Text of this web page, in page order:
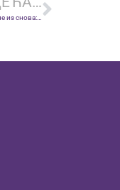
Старт сезоне из снова: Графоси надиграли Мачву 3:1, јунаци Младеновић и Зарић